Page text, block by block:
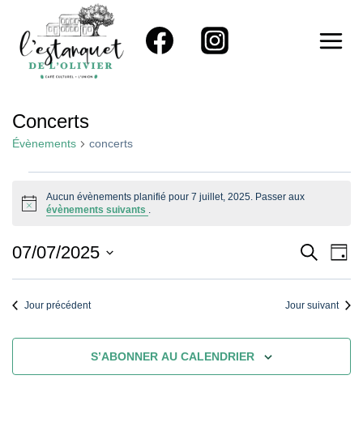
contenu
Concerts
Évènements concerts
Évènements
For
7
Juillet,
2025
Notice
Aucun évènements planifié pour 7 juillet, 2025. Passer aux
évènements suivants .
Et
De
07/07/2025
Sélectionnez
uneJour précédent Jour suivant
S’ABONNER AU CALENDRIER